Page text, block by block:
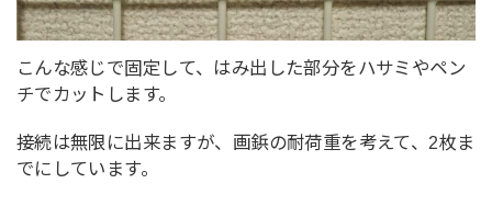
こんな感じで固定して、はみ出した部分をハサミやペン
チでカットします。
接続は無限に出来ますが、画鋲の耐荷重を考えて、2枚ま
でにしています。